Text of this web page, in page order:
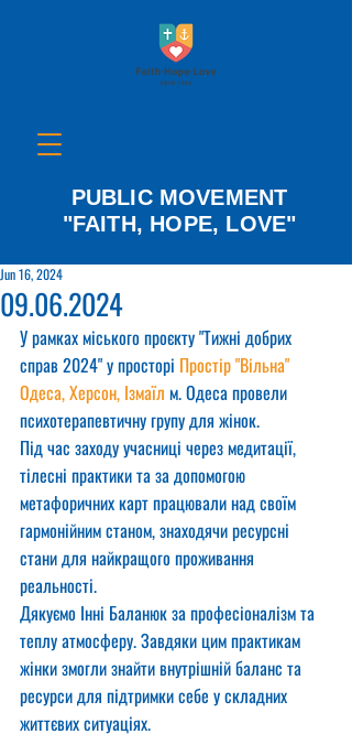
PUBLIC MOVEMENT
"FAITH, HOPE, LOVE"
09.06.2024
Jun 16, 2024
У рамках міського проєкту "Тижні добрих
справ 2024" у просторі Простір "Вільна"
Одеса, Херсон, Ізмаїл м. Одеса провели
психотерапевтичну групу для жінок.
Під час заходу учасниці через медитації,
тілесні практики та за допомогою
метафоричних карт працювали над своїм
гармонійним станом, знаходячи ресурсні
стани для найкращого проживання
реальності.
Дякуємо Інні Баланюк за професіоналізм та
теплу атмосферу. Завдяки цим практикам
жінки змогли знайти внутрішній баланс та
ресурси для підтримки себе у складних
життєвих ситуаціях.